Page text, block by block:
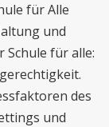
für Alle
und
für alle:
des
und